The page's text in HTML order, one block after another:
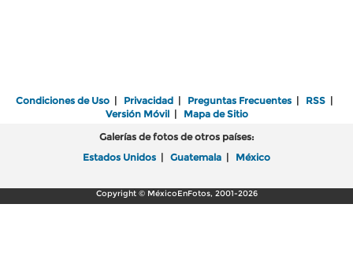
Condiciones de Uso | Privacidad | Preguntas Frecuentes | RSS |
Versión Móvil| Mapa de Sitio
Galerías de fotos de otros países:
Estados Unidos | Guatemala | México
Copyright © MéxicoEnFotos, 2001-2026